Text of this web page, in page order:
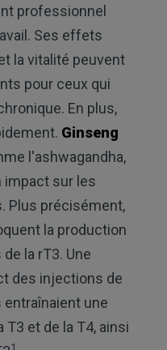
professionnel
Ses effets
la vitalité peuvent
pour ceux qui
En plus,
Ginseng
l'ashwagandha,
impact sur les
Plus précisément,
la production
la rT3. Une
des injections de
entraînaient une
et de la T4, ainsi
1